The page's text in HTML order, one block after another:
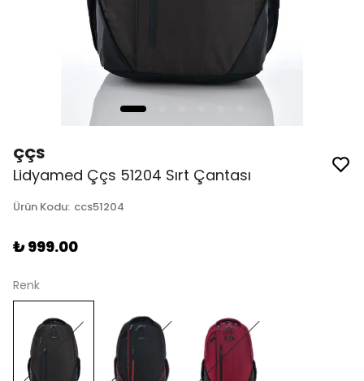
ÇÇS
Lidyamed Ççs 51204 Sırt Çantası
Ürün Kodu: ccs51204
₺ 999.00
Renk